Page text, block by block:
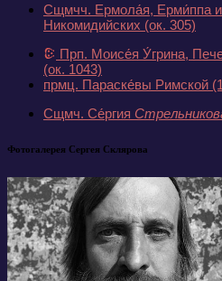
Сщмчч. Ермола́я, Ерми́ппа и
Никомидийских (ок. 305)
Прп. Моисе́я У́грина,
(ок. 1043)
прмц. Параске́вы Римской
Сщмч. Се́ргия
Фотогалерея Сергея Склярова